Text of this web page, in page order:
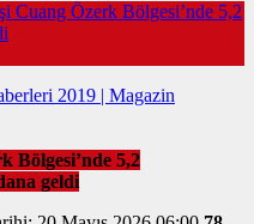
Cuang Özerk Bölgesi’nde 5,2
2019 | Magazin
Bölgesi’nde 5,2
geldi